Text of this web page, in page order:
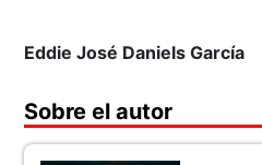
Eddie José Daniels García
Sobre el autor